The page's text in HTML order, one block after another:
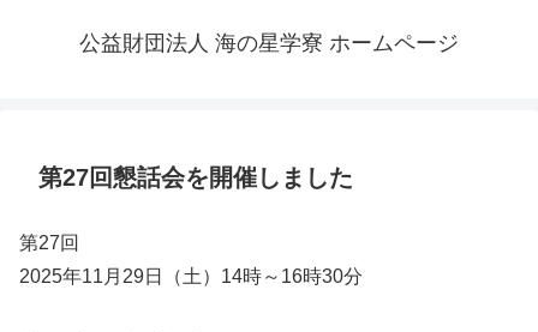
公益財団法人 海の星学寮 ホームページ
第27回懇話会を開催しました
第27回
2025年11月29日（土）14時～16時30分